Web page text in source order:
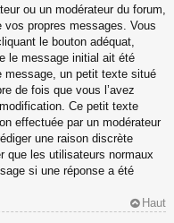
ou un modérateur du forum,
propres messages. Vous
le bouton adéquat,
le message initial ait été
message, un petit texte situé
de fois que vous l’avez
Ce petit texte
effectuée par un modérateur
une raison discrète
que les utilisateurs normaux
si une réponse a été
Haut